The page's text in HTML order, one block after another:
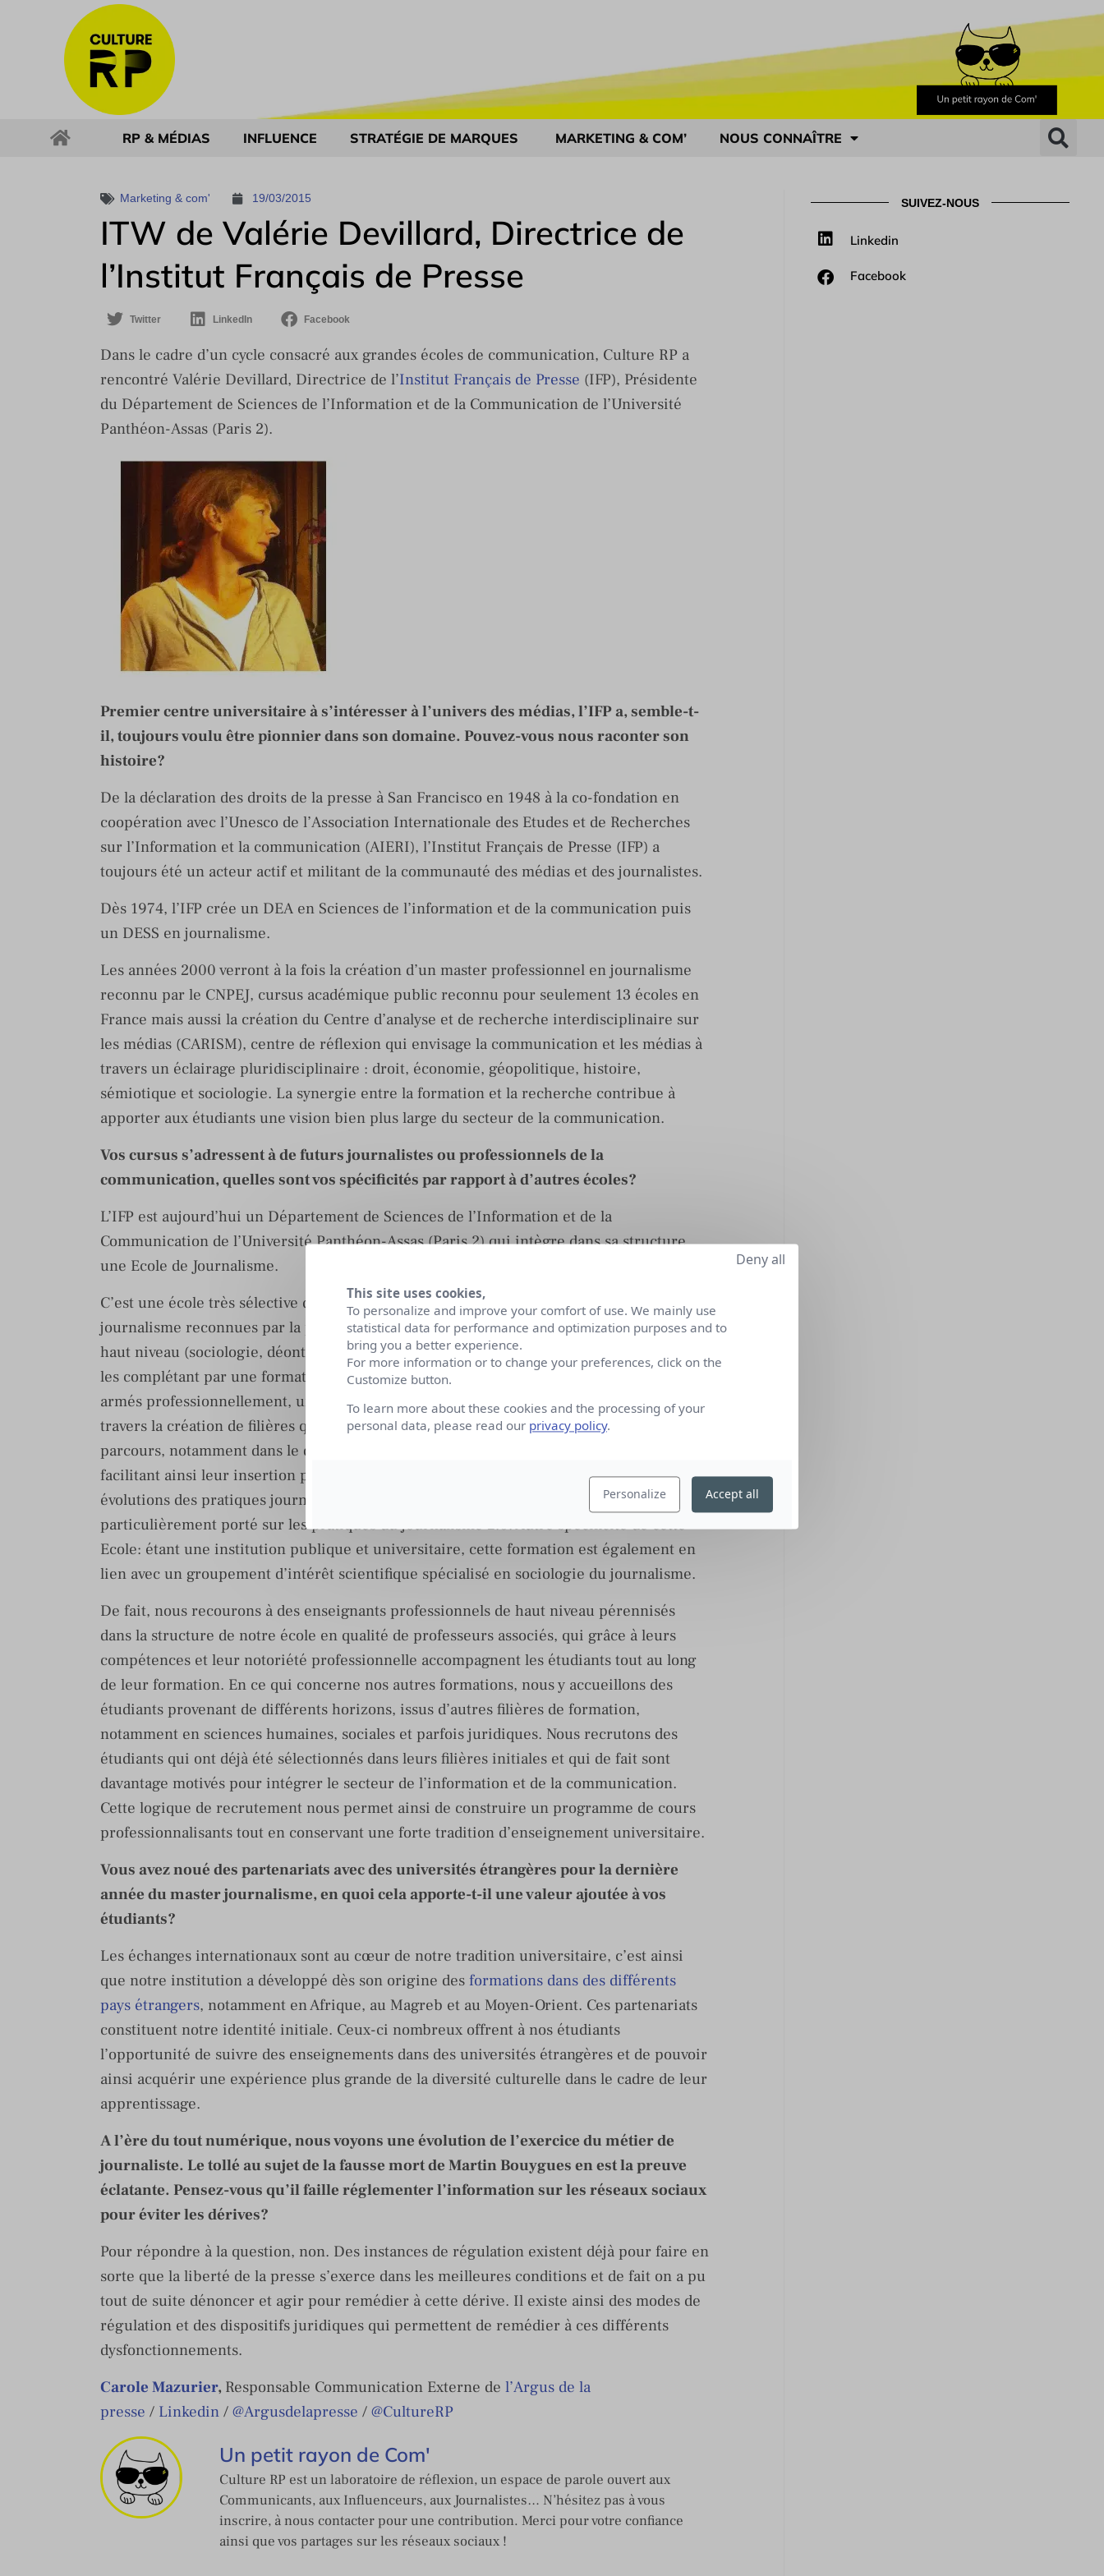
RP & MÉDIAS INFLUENCE STRATÉGIE DE MARQUES MARKETING & COM’ NOUS CONNAÎTRE
Marketing & com' 19/03/2015
ITW de Valérie Devillard, Directrice de
l’Institut Français de Presse
Twitter LinkedIn Facebook
Dans le cadre d’un cycle consacré aux grandes écoles de communication, Culture RP a
rencontré Valérie Devillard, Directrice de l’Institut Français de Presse (IFP), Présidente
du Département de Sciences de l’Information et de la Communication de l’Université
Panthéon-Assas (Paris 2).
Premier centre universitaire à s’intéresser à l’univers des médias, l’IFP a, semble-t-
il, toujours voulu être pionnier dans son domaine. Pouvez-vous nous raconter son
histoire?
De la déclaration des droits de la presse à San Francisco en 1948 à la co-fondation en
coopération avec l’Unesco de l’Association Internationale des Etudes et de Recherches
sur l’Information et la communication (AIERI), l’Institut Français de Presse (IFP) a
toujours été un acteur actif et militant de la communauté des médias et des journalistes.
Dès 1974, l’IFP crée un DEA en Sciences de l’information et de la communication puis
un DESS en journalisme.
Les années 2000 verront à la fois la création d’un master professionnel en journalisme
reconnu par le CNPEJ, cursus académique public reconnu pour seulement 13 écoles en
France mais aussi la création du Centre d’analyse et de recherche interdisciplinaire sur
les médias (CARISM), centre de réflexion qui envisage la communication et les médias à
travers un éclairage pluridisciplinaire : droit, économie, géopolitique, histoire,
sémiotique et sociologie. La synergie entre la formation et la recherche contribue à
apporter aux étudiants une vision bien plus large du secteur de la communication.
Vos cursus s’adressent à de futurs journalistes ou professionnels de la
communication, quelles sont vos spécificités par rapport à d’autres écoles?
L’IFP est aujourd’hui un Département de Sciences de l’Information et de la
Communication de l’Université Panthéon-Assas (Paris 2) qui intègre dans sa structure
une Ecole de Journalisme.
C’est une école très sélective qui actuellement est classée parmi les premières écoles de
journalisme reconnues par la profession. Elle offre des enseignements académiques de
haut niveau (sociologie, déontologie, économie, management des entreprises, etc.) en
les complétant par une formation professionnelle. Afin que nos étudiants soient très bien
armés professionnellement, un accent particulier est mis dans leur accompagnement à
travers la création de filières qui offrent des nombreux débouchés à l’issue de leur
parcours, notamment dans le domaine de la radio, télévision, éditorialisation et web,
facilitant ainsi leur insertion professionnelle. Ces différentes filières ont suivi les
évolutions des pratiques journalistiques innovantes et aujourd’hui l’accent est
particulièrement porté sur les pratiques du journalisme 2.0. Autre spécificité de cette
Ecole: étant une institution publique et universitaire, cette formation est également en
lien avec un groupement d’intérêt scientifique spécialisé en sociologie du journalisme.
De fait, nous recourons à des enseignants professionnels de haut niveau pérennisés
dans la structure de notre école en qualité de professeurs associés, qui grâce à leurs
compétences et leur notoriété professionnelle accompagnent les étudiants tout au long
de leur formation. En ce qui concerne nos autres formations, nous y accueillons des
étudiants provenant de différents horizons, issus d’autres filières de formation,
notamment en sciences humaines, sociales et parfois juridiques. Nous recrutons des
étudiants qui ont déjà été sélectionnés dans leurs filières initiales et qui de fait sont
davantage motivés pour intégrer le secteur de l’information et de la communication.
Cette logique de recrutement nous permet ainsi de construire un programme de cours
professionnalisants tout en conservant une forte tradition d’enseignement universitaire.
Vous avez noué des partenariats avec des universités étrangères pour la dernière
année du master journalisme, en quoi cela apporte-t-il une valeur ajoutée à vos
étudiants?
Les échanges internationaux sont au cœur de notre tradition universitaire, c’est ainsi
que notre institution a développé dès son origine des formations dans des différents
pays étrangers, notamment en Afrique, au Magreb et au Moyen-Orient. Ces partenariats
constituent notre identité initiale. Ceux-ci nombreux offrent à nos étudiants
l’opportunité de suivre des enseignements dans des universités étrangères et de pouvoir
ainsi acquérir une expérience plus grande de la diversité culturelle dans le cadre de leur
apprentissage.
A l’ère du tout numérique, nous voyons une évolution de l’exercice du métier de
journaliste. Le tollé au sujet de la fausse mort de Martin Bouygues en est la preuve
éclatante. Pensez-vous qu’il faille réglementer l’information sur les réseaux sociaux
pour éviter les dérives?
Pour répondre à la question, non. Des instances de régulation existent déjà pour faire en
sorte que la liberté de la presse s’exerce dans les meilleures conditions et de fait on a pu
tout de suite dénoncer et agir pour remédier à cette dérive. Il existe ainsi des modes de
régulation et des dispositifs juridiques qui permettent de remédier à ces différents
dysfonctionnements.
Carole Mazurier, Responsable Communication Externe de l’Argus de la
presse / Linkedin / @Argusdelapresse / @CultureRP
Un petit rayon de Com'
Culture RP est un laboratoire de réflexion, un espace de parole ouvert aux
Communicants, aux Influenceurs, aux Journalistes… N’hésitez pas à vous
inscrire, à nous contacter pour une contribution. Merci pour votre confiance
ainsi que vos partages sur les réseaux sociaux !
SUIVEZ-NOUS
Linkedin
Facebook
This site uses cookies,
To personalize and improve your comfort of use. We mainly use
statistical data for performance and optimization purposes and to
bring you a better experience.
For more information or to change your preferences, click on the
Customize button.
To learn more about these cookies and the processing of your
personal data, please read our privacy policy.
Personalize
Deny all
Accept all